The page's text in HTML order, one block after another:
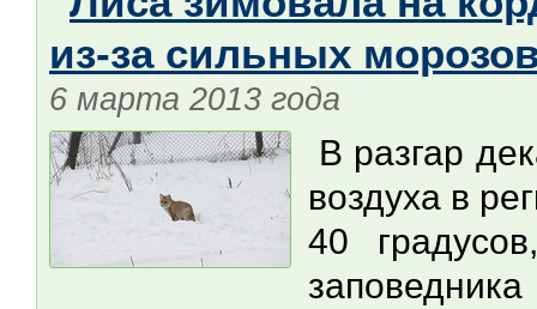
из-за сильных
6 марта 2013 года
В разгар
воздуха в
40